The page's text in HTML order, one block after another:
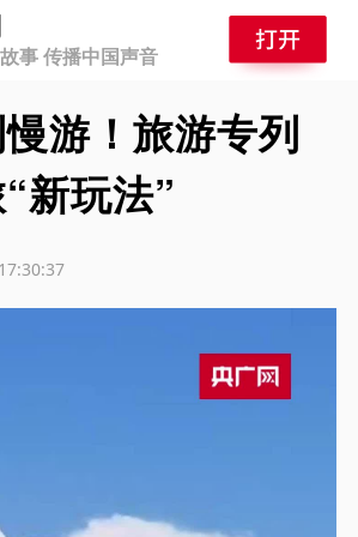
事 传播中国声音
游！旅游专列
新玩法”